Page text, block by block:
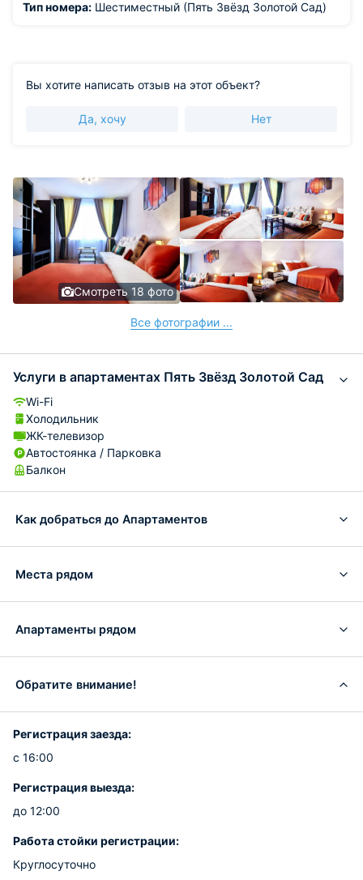
Тип номера: Шестиместный (Пять Звёзд Золотой Сад)
Вы хотите написать отзыв на этот объект?
Да, хочу Нет
Смотреть 18 фото
Все фотографии ...
Услуги в апартаментах Пять Звёзд Золотой Сад
Wi-Fi
Холодильник
ЖК-телевизор
Автостоянка / Парковка
Балкон
Как добраться до Апартаментов
Места рядом
Апартаменты рядом
Обратите внимание!
Регистрация заезда:
с 16:00
Регистрация выезда:
до 12:00
Работа стойки регистрации:
Круглосуточно